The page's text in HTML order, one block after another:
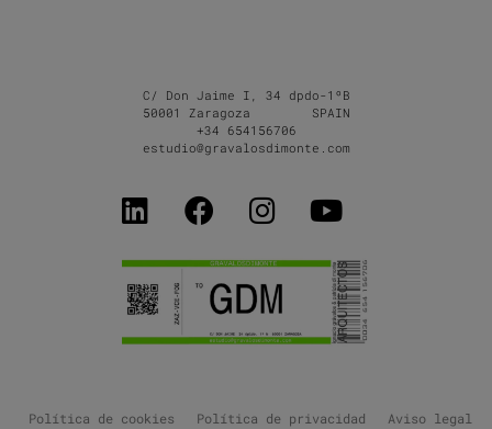
C/ Don Jaime I, 34 dpdo-1ºB
50001 Zaragoza SPAIN
+34 654156706
estudio@gravalosdimonte.com
Política de cookies Política de privacidad Aviso legal